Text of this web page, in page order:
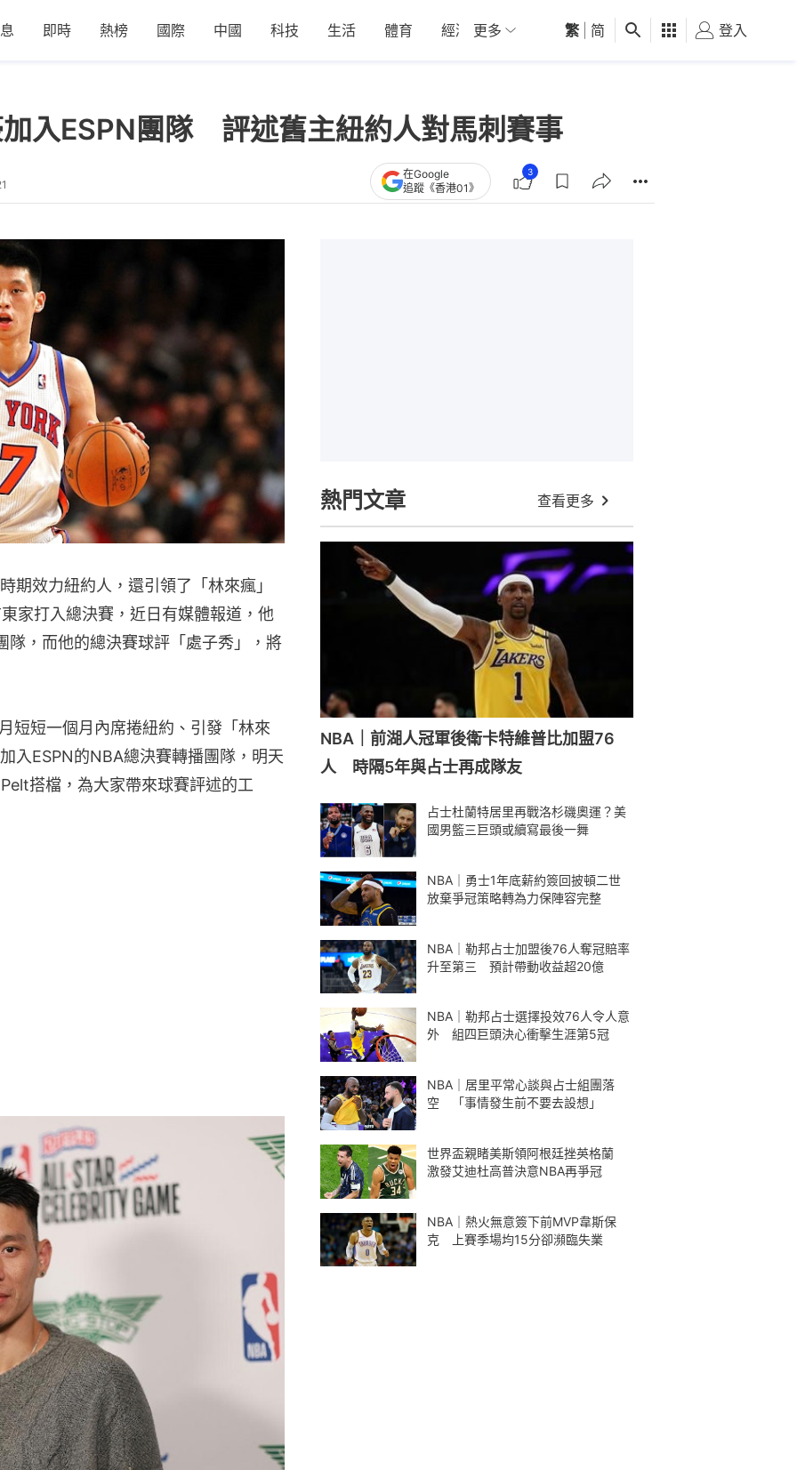
即時 熱榜 國際 中國 科技 生活 體育 經濟 01深圳 觀點 健康 好食玩飛
更多 繁 简 登入
入ESPN團隊 評述舊主紐約人對馬刺賽事
在Google
追蹤《香港01》
3
期效力紐約人，還引領了「林來瘋」
家打入總決賽，近日有媒體報道，他
隊，而他的總決賽球評「處子秀」，將
短短一個月內席捲紐約、引發「林來
入ESPN的NBA總決賽轉播團隊，明天
搭檔，為大家帶來球賽評述的工
熱門文章 查看更多
NBA｜前湖人冠軍後衛卡特維普比加盟76
人 時隔5年與占士再成隊友
占士杜蘭特居里再戰洛杉磯奧運？美
國男籃三巨頭或續寫最後一舞
NBA｜勇士1年底薪約簽回披頓二世
放棄爭冠策略轉為力保陣容完整
NBA｜勒邦占士加盟後76人奪冠賠率
升至第三 預計帶動收益超20億
NBA｜勒邦占士選擇投效76人令人意
外 組四巨頭決心衝擊生涯第5冠
NBA｜居里平常心談與占士組團落
空 「事情發生前不要去設想」
世界盃親睹美斯領阿根廷挫英格蘭
激發艾迪杜高普決意NBA再爭冠
NBA｜熱火無意簽下前MVP韋斯保
克 上賽季場均15分卻瀕臨失業